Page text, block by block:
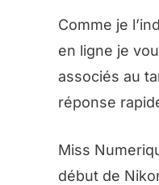
Comme je
en ligne je
associés au
réponse
Miss
début de